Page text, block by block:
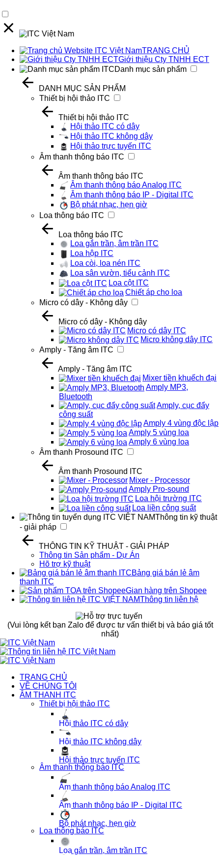
TRANG CHỦ
Giới thiệu Cty TNHH ECT
Danh mục sản phẩm
DANH MỤC SẢN PHẨM
Thiết bị hội thảo ITC
Thiết bị hội thảo ITC
Hội thảo ITC có dây
Hội thảo ITC không dây
Hội thảo trực tuyến ITC
Âm thanh thông báo ITC
Âm thanh thông báo ITC
Âm thanh thông báo Analog ITC
Âm thanh thông báo IP - Digital ITC
Bộ phát nhạc, hẹn giờ
Loa thông báo ITC
Loa thông báo ITC
Loa gắn trần, âm trần ITC
Loa hộp ITC
Loa còi, loa nén ITC
Loa sân vườn, tiểu cảnh ITC
Loa cột ITC
Chiết áp cho loa
Micro có dây - Không dây
Micro có dây - Không dây
Micro có dây ITC
Micro không dây ITC
Amply - Tăng âm ITC
Amply - Tăng âm ITC
Mixer tiền khuếch đại
Amply MP3,
Bluetooth
Amply, cục đẩy
công suất
Amply 4 vùng độc lập
Amply 5 vùng loa
Amply 6 vùng loa
Âm thanh Prosound ITC
Âm thanh Prosound ITC
Mixer - Processor
Amply Pro-sound
Loa hội trường ITC
Loa liền công suất
Thông tin kỹ thuật
- giải pháp
THÔNG TIN KỸ THUẬT - GIẢI PHÁP
Thông tin Sản phẩm - Dự Án
Hõ trợ kỹ thuật
Bảng giá bán lẻ âm
thanh ITC
Gian hàng trên Shopee
Thông tin liên hệ
(Vui lòng kết bạn Zalo để được tư vấn thiết bị và báo giá tốt
nhất)
TRANG CHỦ
VỀ CHÚNG TÔI
ÂM THANH ITC
Thiết bị hội thảo ITC
Hội thảo ITC có dây
Hội thảo ITC không dây
Hội thảo trực tuyến ITC
Âm thanh thông báo ITC
Âm thanh thông báo Analog ITC
Âm thanh thông báo IP - Digital ITC
Bộ phát nhạc, hẹn giờ
Loa thông báo ITC
Loa gắn trần, âm trần ITC